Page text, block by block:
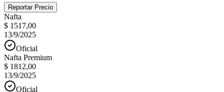
Reportar Precio
Nafta
$ 1517,00
13/9/2025
Oficial
Nafta Premium
$ 1812,00
13/9/2025
Oficial